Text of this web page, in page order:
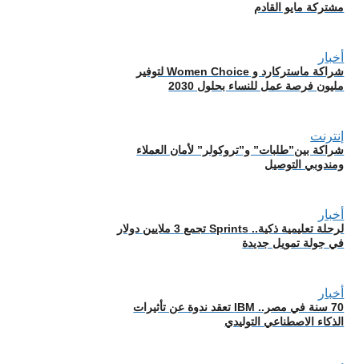
مشتركة مايو القادم
أخبار
شراكة ماستركارد و Women Choice لتوفير
مليون فرصة عمل للنساء بحلول 2030
إنترنت
شراكة بين”طلبات” و”تروكولر” لأمان العملاء
ومندوبي التوصيل
أخبار
لرحلة تعليمية ذكية.. Sprints تجمع 3 ملايين دولار
في جولة تمويل جديدة
أخبار
70 سنة في مصر.. IBM تعقد ندوة عن تأثيرات
الذكاء الاصطناعي التوليدي